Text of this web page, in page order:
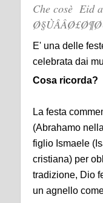
Che cosè Eid
E' una delle
celebrata dai
Cosa ricorda?
La festa
(Abrahamo
figlio Ismaele
cristiana) per
tradizione, Dio
un agnello